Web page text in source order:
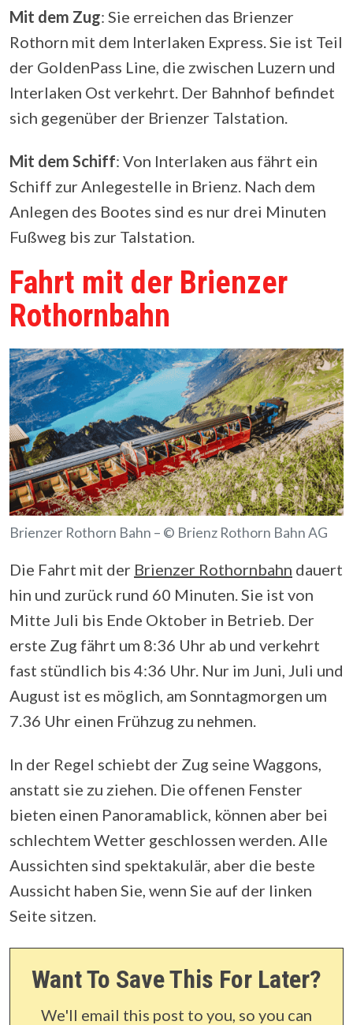
Mit dem Zug: Sie erreichen das Brienzer
Rothorn mit dem Interlaken Express. Sie ist Teil
der GoldenPass Line, die zwischen Luzern und
Interlaken Ost verkehrt. Der Bahnhof befindet
sich gegenüber der Brienzer Talstation.
Mit dem Schiff: Von Interlaken aus fährt ein
Schiff zur Anlegestelle in Brienz. Nach dem
Anlegen des Bootes sind es nur drei Minuten
Fußweg bis zur Talstation.
Fahrt mit der Brienzer
Rothornbahn
Brienzer Rothorn Bahn – © Brienz Rothorn Bahn AG
Die Fahrt mit der Brienzer Rothornbahn dauert
hin und zurück rund 60 Minuten. Sie ist von
Mitte Juli bis Ende Oktober in Betrieb. Der
erste Zug fährt um 8:36 Uhr ab und verkehrt
fast stündlich bis 4:36 Uhr. Nur im Juni, Juli und
August ist es möglich, am Sonntagmorgen um
7.36 Uhr einen Frühzug zu nehmen.
In der Regel schiebt der Zug seine Waggons,
anstatt sie zu ziehen. Die offenen Fenster
bieten einen Panoramablick, können aber bei
schlechtem Wetter geschlossen werden. Alle
Aussichten sind spektakulär, aber die beste
Aussicht haben Sie, wenn Sie auf der linken
Seite sitzen.
Want To Save This For Later?
We'll email this post to you, so you can